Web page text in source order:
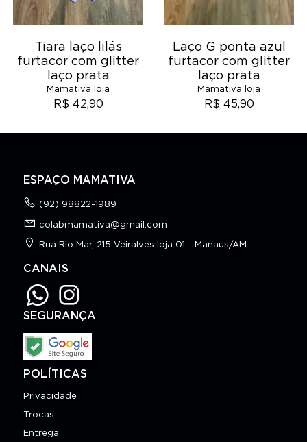
Tiara laço lilás
furtacor com glitter
laço prata
Mamativa loja
R$ 42,90
Laço G ponta azul
furtacor com glitter
laço prata
Mamativa loja
R$ 45,90
ESPAÇO MAMATIVA
(92) 98822-1989
colabmamativa@gmail.com
Rua Rio Mar, 215 Veiralves loja 01 - Manaus/AM
CANAIS
SEGURANÇA
POLÍTICAS
Privacidade
Trocas
Entrega